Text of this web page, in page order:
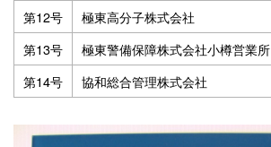
第12号
極東高分子株式会社
第13号
極東警備保障株式会社小樽営業所
第14号
協和総合管理株式会社